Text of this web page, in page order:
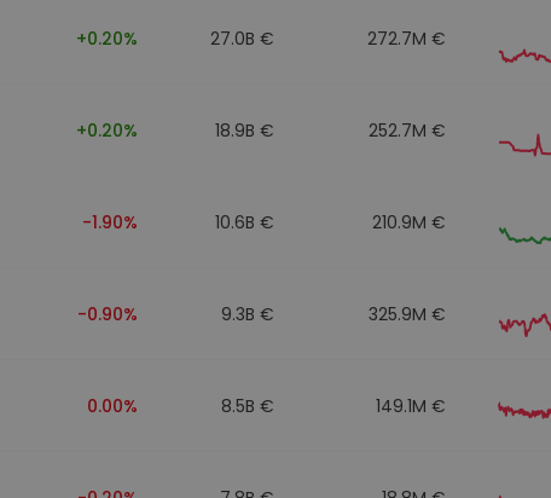
+0.20% 27.0B € 272.7M €
+0.20% 18.9B € 252.7M €
-1.90% 10.6B € 210.9M €
-0.90% 9.3B € 325.9M €
0.00% 8.5B € 149.1M €